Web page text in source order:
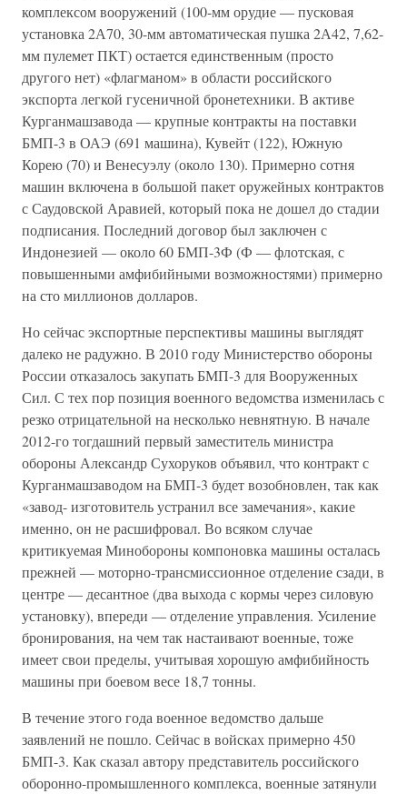
комплексом вооружений (100-мм орудие — пусковая
установка 2А70, 30-мм автоматическая пушка 2А42, 7,62-
мм пулемет ПКТ) остается единственным (просто
другого нет) «флагманом» в области российского
экспорта легкой гусеничной бронетехники. В активе
Курганмашзавода — крупные контракты на поставки
БМП-3 в ОАЭ (691 машина), Кувейт (122), Южную
Корею (70) и Венесуэлу (около 130). Примерно сотня
машин включена в большой пакет оружейных контрактов
с Саудовской Аравией, который пока не дошел до стадии
подписания. Последний договор был заключен с
Индонезией — около 60 БМП-3Ф (Ф — флотская, с
повышенными амфибийными возможностями) примерно
на сто миллионов долларов.
Но сейчас экспортные перспективы машины выглядят
далеко не радужно. В 2010 году Министерство обороны
России отказалось закупать БМП-3 для Вооруженных
Сил. С тех пор позиция военного ведомства изменилась с
резко отрицательной на несколько невнятную. В начале
2012-го тогдашний первый заместитель министра
обороны Александр Сухоруков объявил, что контракт с
Курганмашзаводом на БМП-3 будет возобновлен, так как
«завод- изготовитель устранил все замечания», какие
именно, он не расшифровал. Во всяком случае
критикуемая Минобороны компоновка машины осталась
прежней — моторно-трансмиссионное отделение сзади, в
центре — десантное (два выхода с кормы через силовую
установку), впереди — отделение управления. Усиление
бронирования, на чем так настаивают военные, тоже
имеет свои пределы, учитывая хорошую амфибийность
машины при боевом весе 18,7 тонны.
В течение этого года военное ведомство дальше
заявлений не пошло. Сейчас в войсках примерно 450
БМП-3. Как сказал автору представитель российского
оборонно-промышленного комплекса, военные затянули